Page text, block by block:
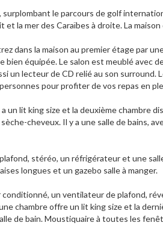
le parcours de golf
la mer des Caraïbes à droite. La
dans la maison au premier étage par
bien équipée. Le salon est meublé avec
un lecteur de CD relié au son surround.
pour profiter de vos repas en
un lit king size et la deuxième chambre
cheveux. Il y a une salle de bains,
stéréo, un réfrigérateur et une
longues et un gazebo salle à manger.
un ventilateur de plafond,
chambre offre un lit king size et la
de bain. Moustiquaire à toutes les